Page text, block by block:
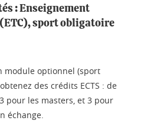
: Enseignement
sport obligatoire
module optionnel (sport
des crédits ECTS : de
pour les masters, et 3 pour
échange.